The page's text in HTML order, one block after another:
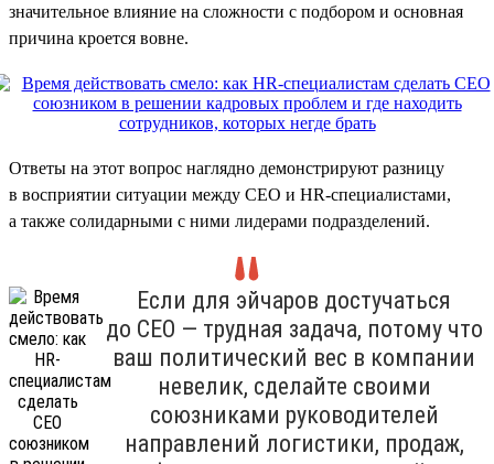
значительное влияние на сложности с подбором и основная
причина кроется вовне.
Ответы на этот вопрос наглядно демонстрируют разницу
в восприятии ситуации между CEO и HR-специалистами,
а также солидарными с ними лидерами подразделений.
Если для эйчаров достучаться
до CEO — трудная задача, потому что
ваш политический вес в компании
невелик, сделайте своими
союзниками руководителей
направлений логистики, продаж,